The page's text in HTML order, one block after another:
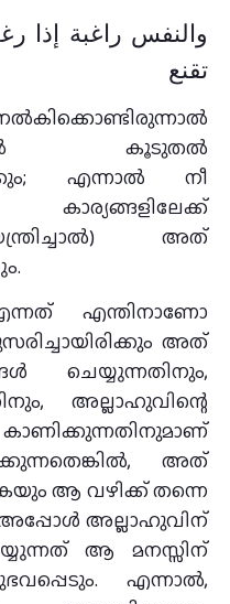
والنفس راغبة إذا
تقنع
കൂടുതൽ
എന്നാൽ നീ
അത്
എന്തിനാണോ
അത്
ചെയ്യുന്നതിനും,
അല്ലാഹുവിന്റെ
അത്
ആ വഴിക്ക് തന്നെ
അല്ലാഹുവിന്
ആ മനസ്സിന്
എന്നാൽ,